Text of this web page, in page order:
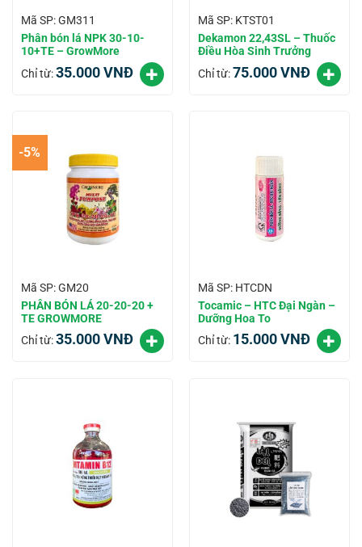
Mã SP: GM311
Phân bón lá NPK 30-10-
10+TE – GrowMore
Chỉ từ:35.000VNĐ
Mã SP: KTST01
Dekamon 22,43SL – Thuốc
Điều Hòa Sinh Trưởng
Chỉ từ:75.000VNĐ
-5%
Mã SP: GM20
PHÂN BÓN LÁ 20-20-20 +
TE GROWMORE
Chỉ từ:35.000VNĐ
Mã SP: HTCDN
Tocamic – HTC Đại Ngàn –
Dưỡng Hoa To
Chỉ từ: 15.000VNĐ